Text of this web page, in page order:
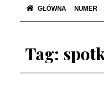
GŁÓWNA NUMER
Tag: